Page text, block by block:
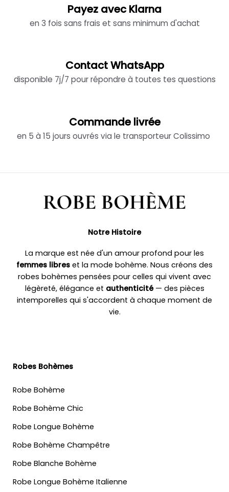
Payez avec Klarna
en 3 fois sans frais et sans minimum d'achat
Contact WhatsApp
disponible 7j/7 pour répondre à toutes tes questions
Commande livrée
en 5 à 15 jours ouvrés via le transporteur Colissimo
Notre Histoire
La marque est née d'un amour profond pour les
femmes libres et la mode bohème. Nous créons des
robes bohèmes pensées pour celles qui vivent avec
légèreté, élégance et authenticité— des pièces
intemporelles qui s'accordent à chaque moment de
vie.
Robes Bohèmes
Robe Bohème
Robe Bohème Chic
Robe Longue Bohème
Robe Bohème Champêtre
Robe Blanche Bohème
Robe Longue Bohème Italienne